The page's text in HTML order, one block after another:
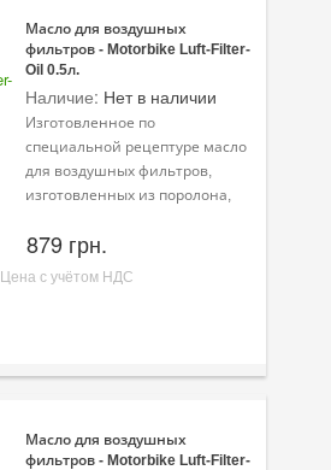
Масло для воздушных
фильтров - Motorbike Luft-Filter-
Oil 0.5л.
Наличие: Нет в наличии
Изготовленное по
специальной рецептуре масло
для воздушных фильтров,
изготовленных из поролона,
879 грн.
Цена с учётом НДС
Масло для воздушных
фильтров - Motorbike Luft-Filter-